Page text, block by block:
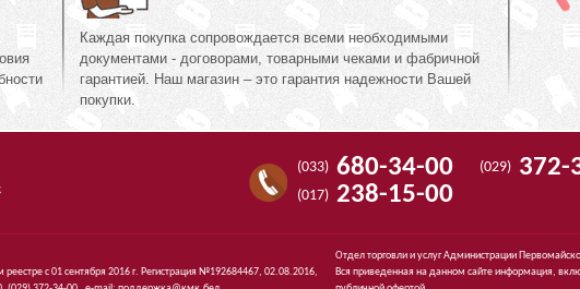
Каждая покупка сопровождается всеми необходимыми
документами - договорами, товарными чеками и фабричной
гарантией. Наш магазин – это гарантия надежности Вашей
покупки.
(033) 680-34-00 (029) 372-
(017) 238-15-00
с 01 сентября 2016 г. Регистрация №192684467, 02.08.2016,
Отдел торговли и услуг Администрации
Вся приведенная на данном сайте информация,